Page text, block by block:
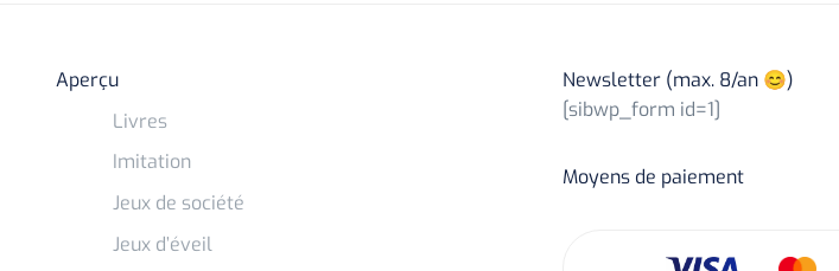
Aperçu
Livres
Imitation
Jeux de société
Jeux d’éveil
Newsletter (max. 8/an 😊)
[sibwp_form id=1]
Moyens de paiement